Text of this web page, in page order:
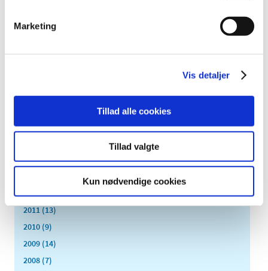
Marketing
Vis detaljer
Tillad alle cookies
Tillad valgte
Kun nødvendige cookies
April (4)
2018 (37)
2016 (43)
2012 (11)
2011 (13)
2010 (9)
2009 (14)
2008 (7)